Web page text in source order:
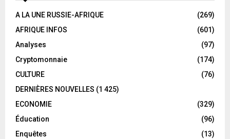
A LA UNE RUSSIE-AFRIQUE
(269)
AFRIQUE INFOS
(601)
Analyses
(97)
Cryptomonnaie
(174)
CULTURE
(76)
DERNIÈRES NOUVELLES (1 425)
ECONOMIE
(329)
Éducation
(96)
Enquêtes
(13)